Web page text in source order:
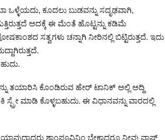
ಒಳ್ಳೆಯದು, ಕೂದಲು ಬುಡವನ್ನು ಸದೃಢವಾಗಿ,
ಅದಕ್ಕೆ ಈ ಮೆಂತೆ ಹೊಟ್ಟನ್ನು ಕಡಿಮೆ
ಸತ್ವಗಳು ಚನ್ನಾಗಿ ನೀರಿನಲ್ಲಿ ಬಿಟ್ಟಿರುತ್ತದೆ. ಇದು
ತಯಾರಿಸಿ ಕೊಂಡಿರುವ ಹೇರ್ ಟಾನಿಕ್ ಅಲ್ಲಿ ಅದ್ದಿ
ಸ್ಪ್ರೇ ಮಾಡಿ ಕೊಳ್ಳಬಹುದು. ಈ ವಿಧಾನವನ್ನು ವಾರದಲ್ಲಿ
ಶಾಂಪೂವಿನಿಂ ಬೇಕಾದರೂ ನೀವು ವಾಷ್